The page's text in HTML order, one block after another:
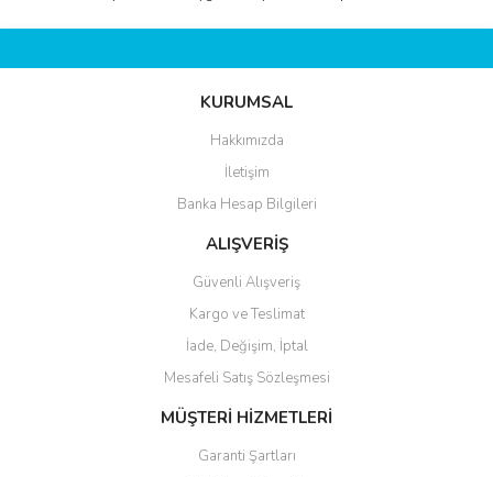
KURUMSAL
Hakkımızda
İletişim
Banka Hesap Bilgileri
ALIŞVERİŞ
Güvenli Alışveriş
Kargo ve Teslimat
İade, Değişim, İptal
Mesafeli Satış Sözleşmesi
MÜŞTERİ HİZMETLERİ
Garanti Şartları